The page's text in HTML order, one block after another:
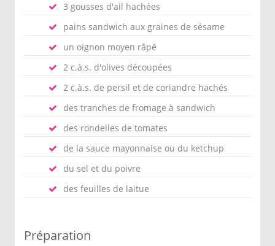
3 gousses d'ail hachées
pains sandwich aux graines de sésame
un oignon moyen râpé
2 c.à.s. d'olives découpées
2 c.à.s. de persil et de coriandre hachés
des tranches de fromage à sandwich
des rondelles de tomates
de la sauce mayonnaise ou du ketchup
du sel et du poivre
des feuilles de laitue
Préparation